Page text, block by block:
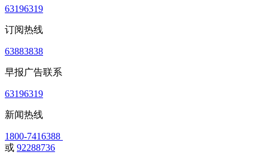
63196319
订阅热线
63883838
早报广告联系
63196319
新闻热线
1800-7416388
或 92288736